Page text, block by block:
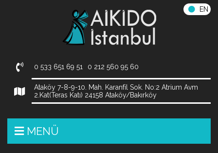
0 533 651 69 51 0 212 560 95 60
Ataköy 7-8-9-10. Mah. Karanfil Sok. No:2 Atrium Avm
2.Kat(Teras Katı) 24158 Ataköy/Bakırköy
EN
MENÜ